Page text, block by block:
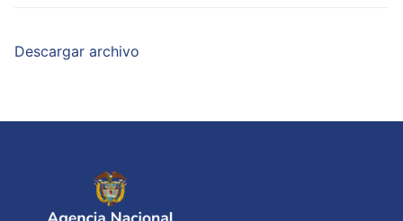
Descargar archivo